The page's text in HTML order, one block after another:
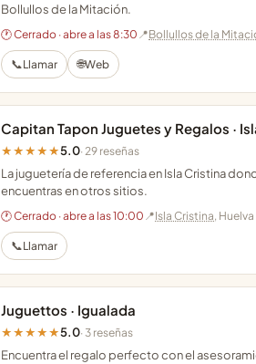
Bollullos de la Mitación.
🕐 Cerrado · abre a las 8:30 📍Bollullos de la
📞Llamar 🌐Web
Capitan Tapon Juguetes y Regalos ·
★★★★★5.0· 29 reseñas
La juguetería de referencia en Isla Cristina
encuentras en otros sitios.
🕐 Cerrado · abre a las 10:00 📍Isla Cristina, Huelva
📞Llamar
Juguettos · Igualada
★★★★★5.0· 3 reseñas
Encuentra el regalo perfecto con el